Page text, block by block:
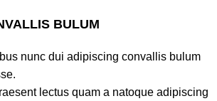
BULUM
nunc dui adipiscing convallis bulum
lectus quam a natoque adipiscing